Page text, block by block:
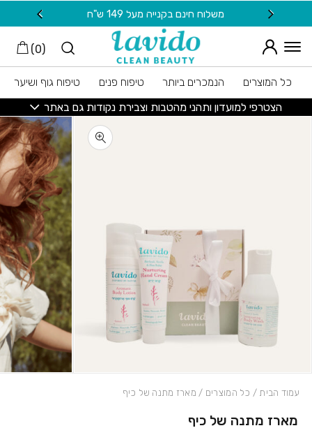
Skip to Content משלוח חינם בקנייה מעל 149 ש"ח
(
0
)
כל המוצרים הנמכרים ביותר טיפוח פנים
טיפוח גוף ושיער
הצטרפי למועדון ותהני מהטבות וצבירת נקודות גם באתר
מארז מתנה של כיף
כמות מארז מתנה של כיף
עמוד הבית / כל המוצרים / מארז מתנה של כיף
בחזרה למעלה